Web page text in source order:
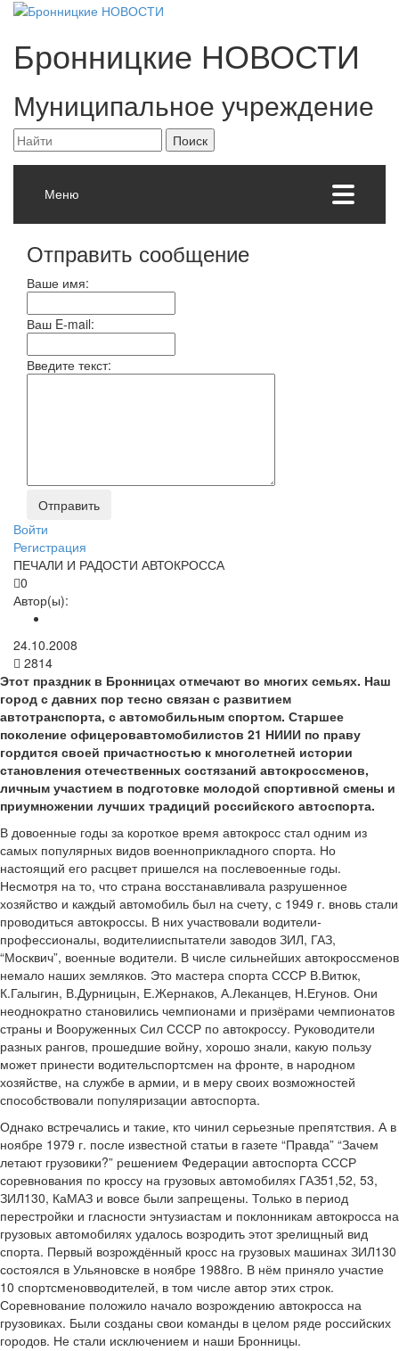
Бронницкие НОВОСТИ
Муниципальное учреждение
Меню
Отправить сообщение
Ваше имя:
Ваш E-mail:
Введите текст:
Войти
Регистрация
ПЕЧАЛИ И РАДОСТИ АВТОКРОССА
0
Автор(ы):
24.10.2008
2814
Этот праздник в Бронницах отмечают во многих семьях. Наш
город с давних пор тесно связан с развитием
автотранспорта, с автомобильным спортом. Старшее
поколение офицеров­автомобилистов 21 НИИИ по праву
гордится своей причастностью к многолетней истории
становления отечественных состязаний автокроссменов,
личным участием в подготовке молодой спортивной смены и
приумножении лучших традиций российского автоспорта.
В довоенные годы за короткое время автокросс стал одним из
самых популярных видов военно­прикладного спорта. Но
настоящий его расцвет пришелся на послевоенные годы.
Несмотря на то, что страна восстанавливала разрушенное
хозяйство и каждый автомобиль был на счету, с 1949 г. вновь стали
проводиться автокроссы. В них участвовали водители­
профессионалы, водители­испытатели заводов ЗИЛ, ГАЗ,
“Москвич”, военные водители. В числе сильнейших автокроссменов
немало наших земляков. Это мастера спорта СССР В.Витюк,
К.Галыгин, В.Дурницын, Е.Жернаков, А.Леканцев, Н.Егунов. Они
неоднократно становились чемпионами и призёрами чемпионатов
страны и Вооруженных Сил СССР по автокроссу. Руководители
разных рангов, прошедшие войну, хорошо знали, какую пользу
может принести водитель­спортсмен на фронте, в народном
хозяйстве, на службе в армии, и в меру своих возможностей
способствовали популяризации автоспорта.
Однако встречались и такие, кто чинил серьезные препятствия. А в
ноябре 1979 г. после известной статьи в газете “Правда” “Зачем
летают грузовики?” решением Федерации автоспорта СССР
соревнования по кроссу на грузовых автомобилях ГАЗ­51,52, 53,
ЗИЛ­130, КаМАЗ и вовсе были запрещены. Только в период
перестройки и гласности энтузиастам и поклонникам автокросса на
грузовых автомобилях удалось возродить этот зрелищный вид
спорта. Первый возрождённый кросс на грузовых машинах ЗИЛ­130
состоялся в Ульяновске в ноябре 1988­го. В нём приняло участие
10 спортсменов­водителей, в том числе автор этих строк.
Соревнование положило начало возрождению автокросса на
грузовиках. Были созданы свои команды в целом ряде российских
городов. Не стали исключением и наши Бронницы.